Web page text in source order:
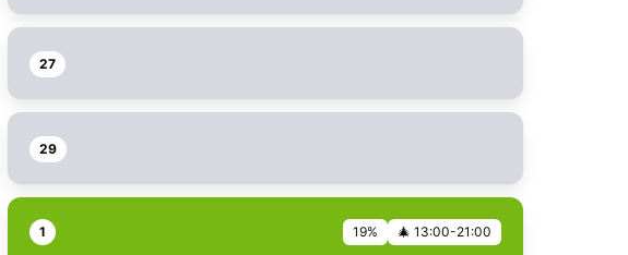
27
29
1 19% 🎄 13:00-21:00